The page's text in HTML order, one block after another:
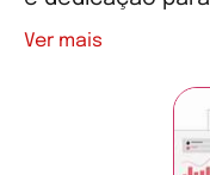
Ver mais